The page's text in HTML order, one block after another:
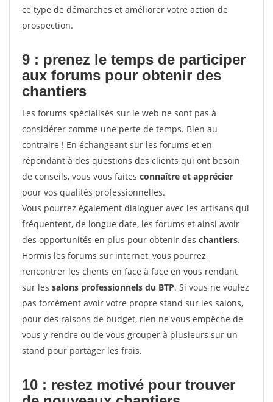
ce type de démarches et améliorer votre action de
prospection.
9 : prenez le temps de participer
aux forums pour obtenir des
chantiers
Les forums spécialisés sur le web ne sont pas à
considérer comme une perte de temps. Bien au
contraire ! En échangeant sur les forums et en
répondant à des questions des clients qui ont besoin
de conseils, vous vous faites connaître et apprécier
pour vos qualités professionnelles.
Vous pourrez également dialoguer avec les artisans qui
fréquentent, de longue date, les forums et ainsi avoir
des opportunités en plus pour obtenir des chantiers.
Hormis les forums sur internet, vous pourrez
rencontrer les clients en face à face en vous rendant
sur les salons professionnels du BTP. Si vous ne voulez
pas forcément avoir votre propre stand sur les salons,
pour des raisons de budget, rien ne vous empêche de
vous y rendre ou de vous grouper à plusieurs sur un
stand pour partager les frais.
10 : restez motivé pour trouver